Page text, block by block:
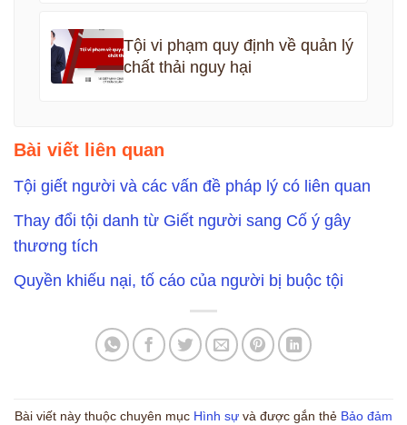
Tội vi phạm quy định về quản lý
chất thải nguy hại
Bài viết liên quan
Tội giết người và các vấn đề pháp lý có liên quan
Thay đổi tội danh từ Giết người sang Cố ý gây
thương tích
Quyền khiếu nại, tố cáo của người bị buộc tội
Bài viết này thuộc chuyên mục Hình sự và được gắn thẻ Bảo đảm